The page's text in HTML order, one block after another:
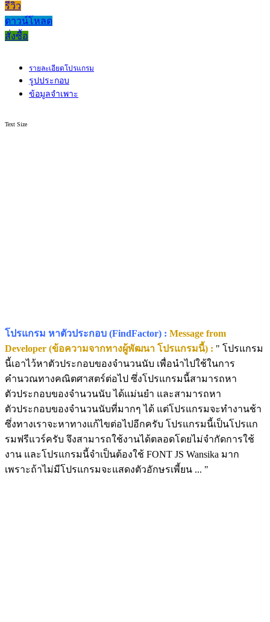
รีวิว
ดาวน์โหลด
สั่งซื้อ
รายละเอียดโปรแกรม
รูปประกอบ
ข้อมูลจำเพาะ
Text Size
โปรแกรม หาตัวประกอบ (FindFactor) : Message from
Developer (ข้อความจากทางผู้พัฒนา โปรแกรมนี้) : " โปรแกรม
นี้เอาไว้หาตัวประกอบของจำนวนนับ เพื่อนำไปใช้ในการ
คำนวณทางคณิตศาสตร์ต่อไป ซึ่งโปรแกรมนี้สามารถหา
ตัวประกอบของจำนวนนับ ได้แม่นยำ และสามารถหา
ตัวประกอบของจำนวนนับที่มากๆ ได้ แต่โปรแกรมจะทำงานช้า
ซึ่งทางเราจะหาทางแก้ไขต่อไปอีกครับ โปรแกรมนี้เป็นโปรแก
รมฟรีแวร์ครับ จึงสามารถใช้งานได้ตลอดโดยไม่จำกัดการใช้
งาน และโปรแกรมนี้จำเป็นต้องใช้ FONT JS Wansika มาก
เพราะถ้าไม่มีโปรแกรมจะแสดงตัวอักษรเพี้ยน ... "